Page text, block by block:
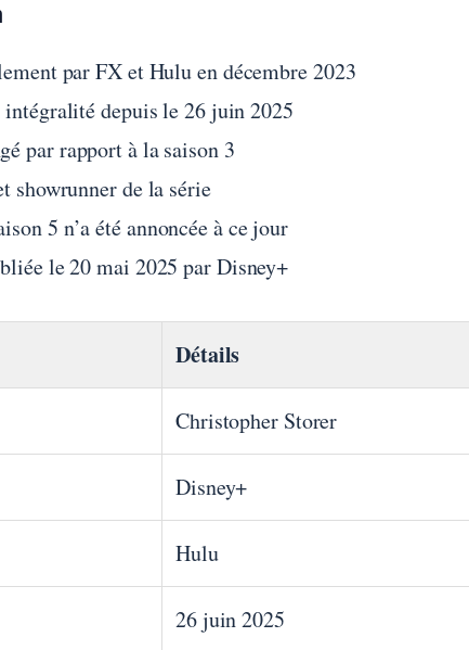
par FX et Hulu en décembre 2023
depuis le 26 juin 2025
par rapport à la saison 3
showrunner de la série
5 n’a été annoncée à ce jour
le 20 mai 2025 par Disney+
Détails
Christopher Storer
Disney+
Hulu
26 juin 2025